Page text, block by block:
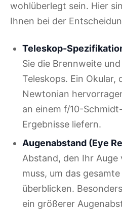
wohlüberlegt sein. Hier
Ihnen bei der
Teleskop-
Sie die Brennweite
Teleskops. Ein Okular,
Newtonian
an einem f/10-
Ergebnisse liefern.
Augenabstand (Eye
Abstand, den Ihr Auge
muss, um das
überblicken.
ein größerer